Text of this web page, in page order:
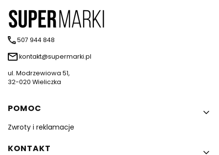
507 944 848
kontakt@supermarki.pl
ul. Modrzewiowa 51,
32-020 Wieliczka
Linki w stopce
POMOC
Zwroty i reklamacje
KONTAKT